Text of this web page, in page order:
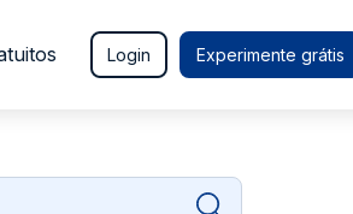
Login Experimente grátis